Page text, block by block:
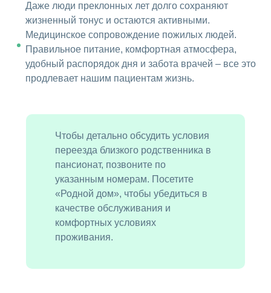
Даже люди преклонных лет долго сохраняют
жизненный тонус и остаются активными.
Медицинское сопровождение пожилых людей.
Правильное питание, комфортная атмосфера,
удобный распорядок дня и забота врачей – все это
продлевает нашим пациентам жизнь.
Чтобы детально обсудить условия
переезда близкого родственника в
пансионат, позвоните по
указанным номерам. Посетите
«Родной дом», чтобы убедиться в
качестве обслуживания и
комфортных условиях
проживания.